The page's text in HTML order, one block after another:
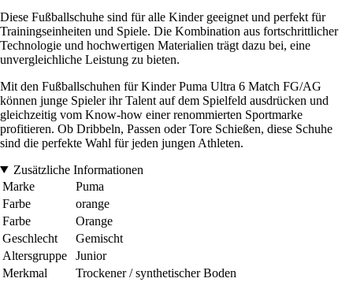
Diese Fußballschuhe sind für alle Kinder geeignet und perfekt für
Trainingseinheiten und Spiele. Die Kombination aus fortschrittlicher
Technologie und hochwertigen Materialien trägt dazu bei, eine
unvergleichliche Leistung zu bieten.
Mit den Fußballschuhen für Kinder Puma Ultra 6 Match FG/AG
können junge Spieler ihr Talent auf dem Spielfeld ausdrücken und
gleichzeitig vom Know-how einer renommierten Sportmarke
profitieren. Ob Dribbeln, Passen oder Tore Schießen, diese Schuhe
sind die perfekte Wahl für jeden jungen Athleten.
Zusätzliche Informationen
Marke
Puma
Farbe
orange
Farbe
Orange
Geschlecht
Gemischt
Altersgruppe
Junior
Merkmal
Trockener / synthetischer Boden